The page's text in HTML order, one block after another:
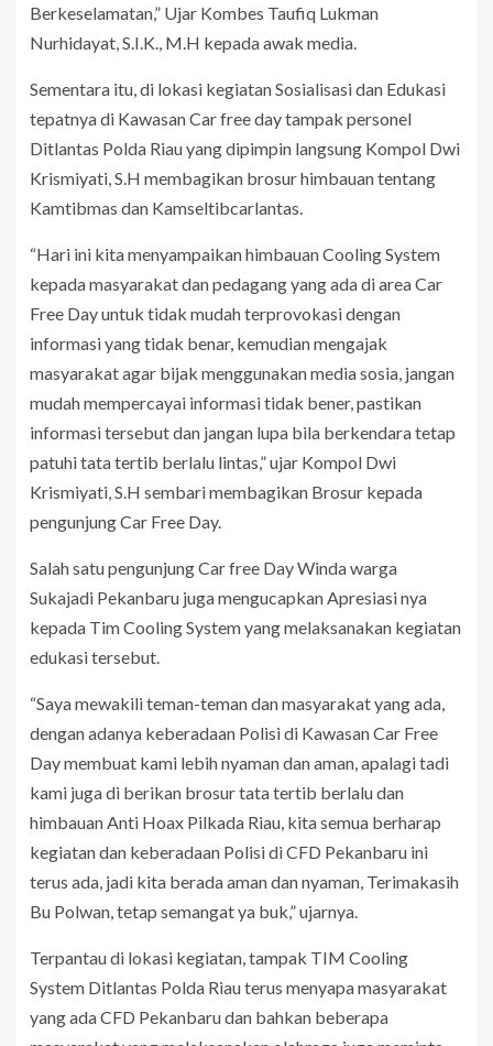
Berkeselamatan,” Ujar Kombes Taufiq Lukman
Nurhidayat, S.I.K., M.H kepada awak media.
Sementara itu, di lokasi kegiatan Sosialisasi dan Edukasi
tepatnya di Kawasan Car free day tampak personel
Ditlantas Polda Riau yang dipimpin langsung Kompol Dwi
Krismiyati, S.H membagikan brosur himbauan tentang
Kamtibmas dan Kamseltibcarlantas.
“Hari ini kita menyampaikan himbauan Cooling System
kepada masyarakat dan pedagang yang ada di area Car
Free Day untuk tidak mudah terprovokasi dengan
informasi yang tidak benar, kemudian mengajak
masyarakat agar bijak menggunakan media sosia, jangan
mudah mempercayai informasi tidak bener, pastikan
informasi tersebut dan jangan lupa bila berkendara tetap
patuhi tata tertib berlalu lintas,” ujar Kompol Dwi
Krismiyati, S.H sembari membagikan Brosur kepada
pengunjung Car Free Day.
Salah satu pengunjung Car free Day Winda warga
Sukajadi Pekanbaru juga mengucapkan Apresiasi nya
kepada Tim Cooling System yang melaksanakan kegiatan
edukasi tersebut.
“Saya mewakili teman-teman dan masyarakat yang ada,
dengan adanya keberadaan Polisi di Kawasan Car Free
Day membuat kami lebih nyaman dan aman, apalagi tadi
kami juga di berikan brosur tata tertib berlalu dan
himbauan Anti Hoax Pilkada Riau, kita semua berharap
kegiatan dan keberadaan Polisi di CFD Pekanbaru ini
terus ada, jadi kita berada aman dan nyaman, Terimakasih
Bu Polwan, tetap semangat ya buk,” ujarnya.
Terpantau di lokasi kegiatan, tampak TIM Cooling
System Ditlantas Polda Riau terus menyapa masyarakat
yang ada CFD Pekanbaru dan bahkan beberapa